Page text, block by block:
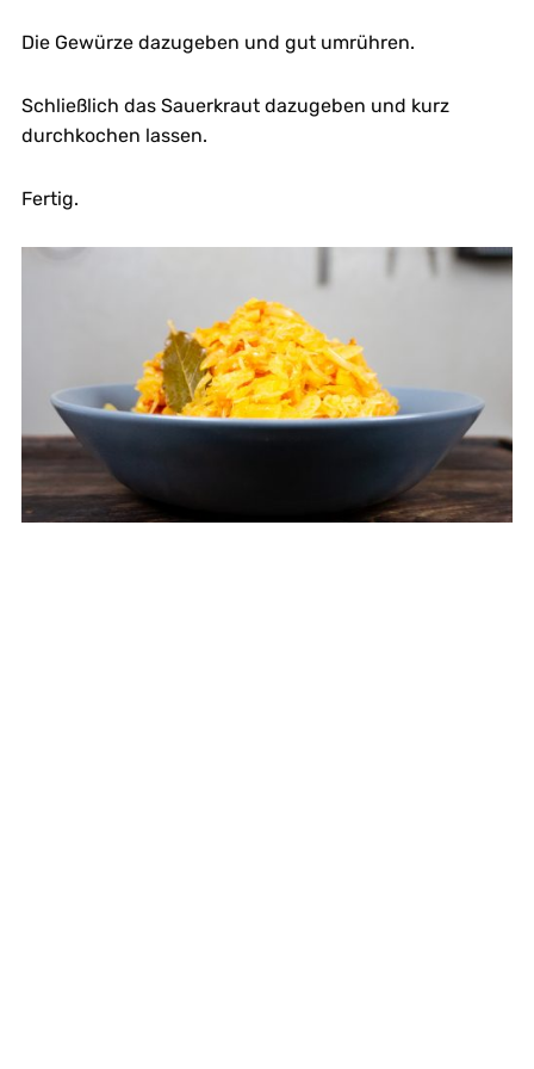
Die Gewürze dazugeben und gut umrühren.
Schließlich das Sauerkraut dazugeben und kurz
durchkochen lassen.
Fertig.